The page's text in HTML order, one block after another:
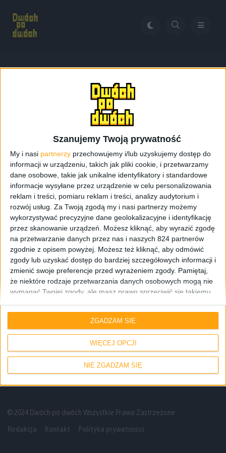
Szanujemy Twoją prywatność
My i nasi partnerzy przechowujemy i/lub uzyskujemy dostęp do
informacji w urządzeniu, takich jak pliki cookie, i przetwarzamy
dane osobowe, takie jak unikalne identyfikatory i standardowe
informacje wysyłane przez urządzenie w celu personalizowania
reklam i treści, pomiaru reklam i treści, analizy audytorium i
rozwój usług. Za Twoją zgodą my i nasi partnerzy możemy
wykorzystywać precyzyjne dane geolokalizacyjne i identyfikację
przez skanowanie urządzeń. Możesz kliknąć, aby wyrazić zgodę
na przetwarzanie danych przez nas i naszych 824 partnerów
zgodnie z opisem powyżej. Możesz też kliknąć, aby odmówić
zgody lub uzyskać dostęp do bardziej szczegółowych informacji i
zmienić swoje preferencje przed wyrażeniem zgody. Pamiętaj,
że niektóre rodzaje przetwarzania danych osobowych mogą nie
wymagać Twojej zgody, ale masz prawo sprzeciwić się takiemu
do tej witryny. Możesz w dowolnym momencie zmienić swoje
preferencje lub wycofać zgodę, wracając na tę stronę i klikając
przycisk "Prywatność" na dole strony.
WIĘCEJ OPCJI
NIE ZGADZAM SIĘ
ZGADZAM SIĘ
RTX 5090
RTX 5090, Gothic po inflacji i ponownie
przesunięte Shadows – Mamy do
© 2024 Dwóch po dwóch Wszystkie Prawa Zastrzeżone
Redakcja Kontakt Polityka prywatności